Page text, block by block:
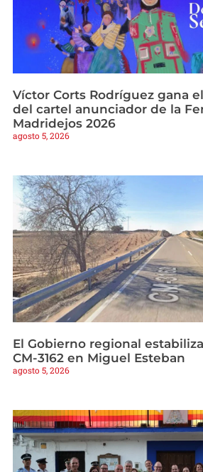
Víctor Corts Rodríguez gana
del cartel anunciador de la
Madridejos 2026
agosto 5, 2026
El Gobierno regional
CM-3162 en Miguel Esteban
agosto 5, 2026